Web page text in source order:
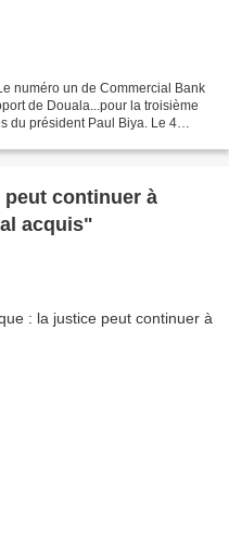
numéro un de Commercial Bank
de Douala...pour la troisième
du président Paul Biya. Le 4
continuer à
acquis"